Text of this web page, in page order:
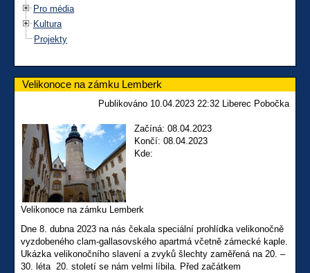
Pro média
Kultura
Projekty
Velikonoce na zámku Lemberk
Publikováno 10.04.2023 22:32 Liberec Pobočka
Začíná: 08.04.2023
Končí: 08.04.2023
Kde:
Velikonoce na zámku Lemberk
Dne 8. dubna 2023 na nás čekala speciální prohlídka velikonočně
vyzdobeného clam-gallasovského apartmá včetně zámecké kaple.
Ukázka velikonočního slavení a zvyků šlechty zaměřená na 20. –
30. léta 20. století se nám velmi líbila. Před začátkem